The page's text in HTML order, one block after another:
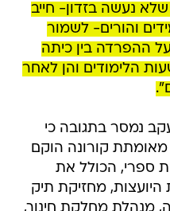
נעשה בזדון- חייב
והורים- לשמור
ההפרדה בין כיתה
הלימודים והן לאחר
נמסר בתגובה כי
קורונה הוקם
ספרי, הכולל את
מחזיקת תיק
מנהלת מחלקת חינוך,